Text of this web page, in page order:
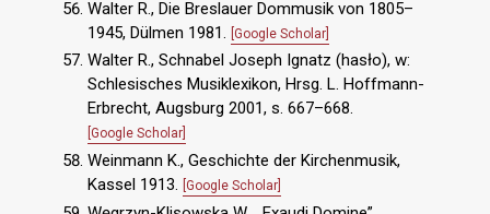
Walter R., Die Breslauer Dommusik von 1805–
1945, Dülmen 1981. [Google Scholar]
Walter R., Schnabel Joseph Ignatz (hasło), w:
Schlesisches Musiklexikon, Hrsg. L. Hoffmann-
Erbrecht, Augsburg 2001, s. 667–668.
[Google Scholar]
Weinmann K., Geschichte der Kirchenmusik,
Kassel 1913. [Google Scholar]